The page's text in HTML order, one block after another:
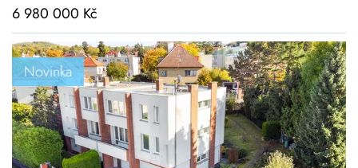
6 980 000 Kč
Novinka